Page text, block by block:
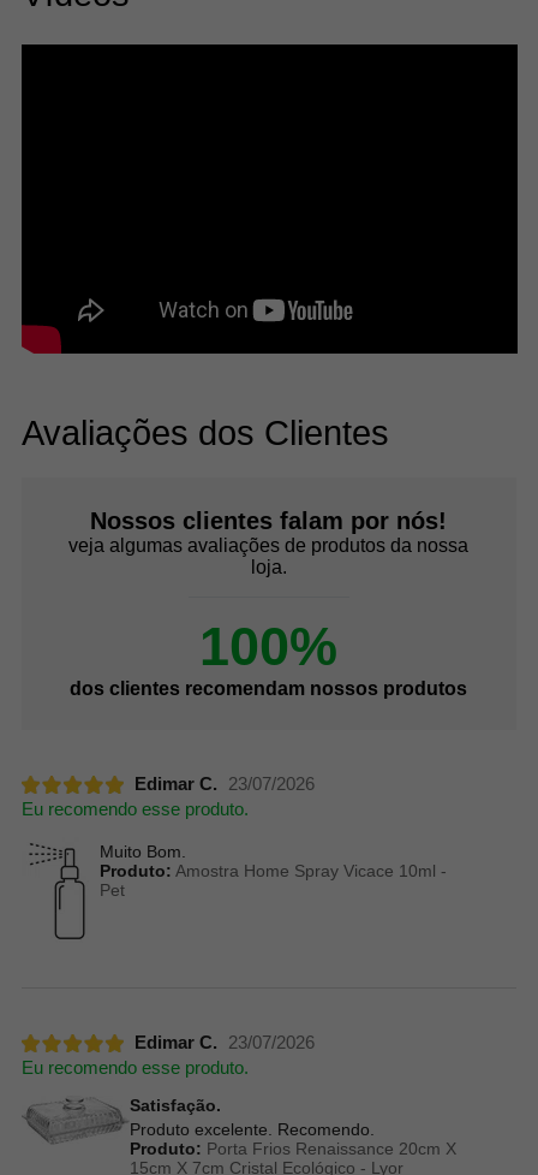
Avaliações dos Clientes
Nossos clientes falam por nós!
veja algumas avaliações de produtos da nossa
loja.
100%
dos clientes recomendam nossos produtos
Edimar C.
23/07/2026
Eu recomendo esse produto.
Muito Bom.
Produto: Amostra Home Spray Vicace 10ml -
Pet
Edimar C.
23/07/2026
Eu recomendo esse produto.
Satisfação.
Produto excelente. Recomendo.
Produto: Porta Frios Renaissance 20cm X
15cm X 7cm Cristal Ecológico - Lyor